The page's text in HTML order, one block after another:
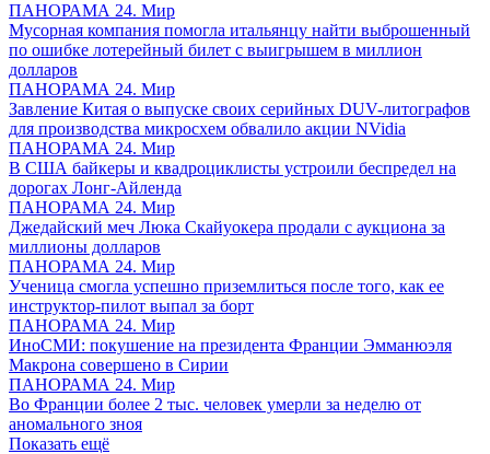
ПАНОРАМА 24. Мир
Мусорная компания помогла итальянцу найти выброшенный
по ошибке лотерейный билет с выигрышем в миллион
долларов
ПАНОРАМА 24. Мир
Завление Китая о выпуске своих серийных DUV-литографов
для производства микросхем обвалило акции NVidia
ПАНОРАМА 24. Мир
В США байкеры и квадроциклисты устроили беспредел на
дорогах Лонг-Айленда
ПАНОРАМА 24. Мир
Джедайский меч Люка Скайуокера продали с аукциона за
миллионы долларов
ПАНОРАМА 24. Мир
Ученица смогла успешно приземлиться после того, как ее
инструктор-пилот выпал за борт
ПАНОРАМА 24. Мир
ИноСМИ: покушение на президента Франции Эмманюэля
Макрона совершено в Сирии
ПАНОРАМА 24. Мир
Во Франции более 2 тыс. человек умерли за неделю от
аномального зноя
Показать ещё